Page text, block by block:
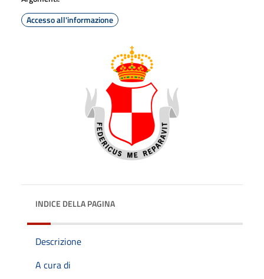
Accesso all'informazione
INDICE DELLA PAGINA
Descrizione
A cura di